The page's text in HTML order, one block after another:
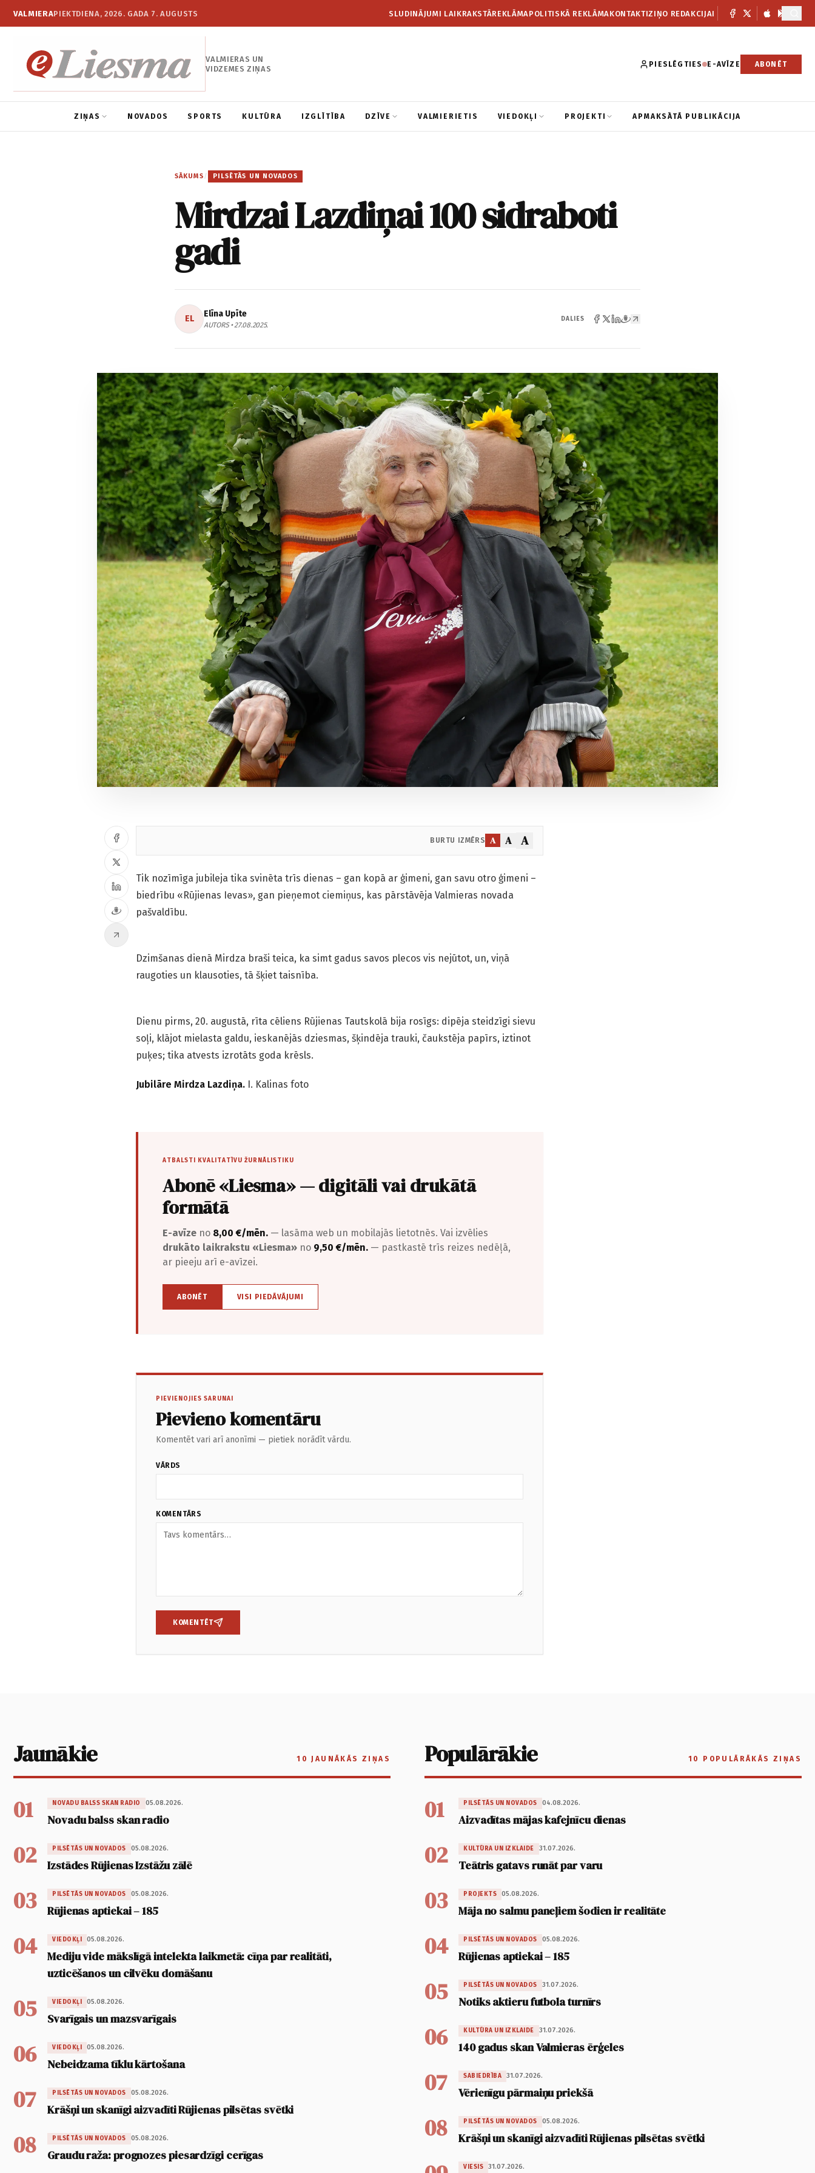
VALMIERAPIEKTDIENA, 2026. GADA 7. AUGUSTS SLUDINĀJUMI LAIKRAKSTĀREKLĀMAPOLITISKĀ REKLĀMAKONTAKTIZIŅO REDAKCIJAI
VALMIERAS UN
VIDZEMES ZIŅAS
PIESLĒGTIES E-AVĪZE ABONĒT
ZIŅAS NOVADOS SPORTS KULTŪRA IZGLĪTĪBA DZĪVE VALMIERIETIS VIEDOKĻI PROJEKTI APMAKSĀTĀ PUBLIKĀCIJA
SĀKUMS / PILSĒTĀS UN NOVADOS
Mirdzai Lazdiņai 100 sidraboti
gadi
EL Elīna Upīte
AUTORS • 27.08.2025.
DALIES
BURTU IZMĒRS A A A
Tik nozīmīga jubileja tika svinēta trīs dienas – gan kopā ar ģimeni, gan savu otro ģimeni –
biedrību «Rūjienas Ievas», gan pieņemot ciemiņus, kas pārstāvēja Valmieras novada
pašvaldību.
Dzimšanas dienā Mirdza braši teica, ka simt gadus savos plecos vis nejūtot, un, viņā
raugoties un klausoties, tā šķiet taisnība.
Dienu pirms, 20. augustā, rīta cēliens Rūjienas Tautskolā bija rosīgs: dipēja steidzīgi sievu
soļi, klājot mielasta galdu, ieskanējās dziesmas, šķindēja trauki, čaukstēja papīrs, iztinot
puķes; tika atvests izrotāts goda krēsls.
Jubilāre Mirdza Lazdiņa. I. Kalinas foto
ATBALSTI KVALITATĪVU ŽURNĀLISTIKU
Abonē «Liesma» — digitāli vai drukātā
formātā
E-avīze no 8,00 €/mēn. — lasāma web un mobilajās lietotnēs. Vai izvēlies
drukāto laikrakstu «Liesma» no 9,50 €/mēn. — pastkastē trīs reizes nedēļā,
ar pieeju arī e-avīzei.
ABONĒT VISI PIEDĀVĀJUMI
PIEVIENOJIES SARUNAI
Pievieno komentāru
Komentēt vari arī anonīmi — pietiek norādīt vārdu.
VĀRDS
KOMENTĀRS
KOMENTĒT
Jaunākie 10 JAUNĀKĀS ZIŅAS
01 NOVADU BALSS SKAN RADIO 05.08.2026.
Novadu balss skan radio
02 PILSĒTĀS UN NOVADOS 05.08.2026.
Izstādes Rūjienas Izstāžu zālē
03 PILSĒTĀS UN NOVADOS 05.08.2026.
Rūjienas aptiekai – 185
04 VIEDOKĻI 05.08.2026.
Mediju vide mākslīgā intelekta laikmetā: cīņa par realitāti,
uzticēšanos un cilvēku domāšanu
05 VIEDOKĻI 05.08.2026.
Svarīgais un mazsvarīgais
06 VIEDOKĻI 05.08.2026.
Nebeidzama tīklu kārtošana
07 PILSĒTĀS UN NOVADOS 05.08.2026.
Krāšņi un skanīgi aizvadīti Rūjienas pilsētas svētki
08 PILSĒTĀS UN NOVADOS 05.08.2026.
Graudu raža: prognozes piesardzīgi cerīgas
Populārākie 10 POPULĀRĀKĀS ZIŅAS
01 PILSĒTĀS UN NOVADOS 04.08.2026.
Aizvadītas mājas kafejnīcu dienas
02 KULTŪRA UN IZKLAIDE 31.07.2026.
Teātris gatavs runāt par varu
03 PROJEKTS 05.08.2026.
Māja no salmu paneļiem šodien ir realitāte
04 PILSĒTĀS UN NOVADOS 05.08.2026.
Rūjienas aptiekai – 185
05 PILSĒTĀS UN NOVADOS 31.07.2026.
Notiks aktieru futbola turnīrs
06 KULTŪRA UN IZKLAIDE 31.07.2026.
140 gadus skan Valmieras ērģeles
07 SABIEDRĪBA 31.07.2026.
Vērienīgu pārmaiņu priekšā
08 PILSĒTĀS UN NOVADOS 05.08.2026.
Krāšņi un skanīgi aizvadīti Rūjienas pilsētas svētki
VIESIS 31.07.2026.